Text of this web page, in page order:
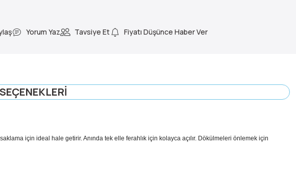
Yorum Yaz Tavsiye Et Fiyatı Düşünce Haber Ver
için ideal hale getirir. Anında tek elle ferahlık için kolayca açılır. Dökülmeleri önlemek için